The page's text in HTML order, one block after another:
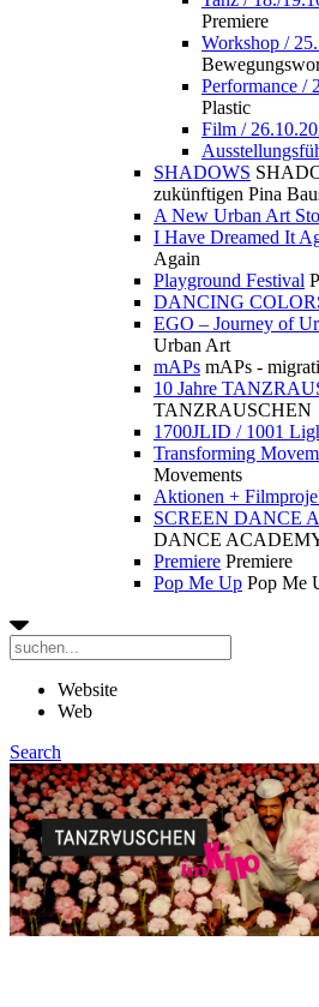
Premiere
Workshop /
Performance /
Plastic
Film /
SHADOWS
zukünftigen Pina
A New Urban Art
I Have Dreamed It
Again
Playground Festival
DANCING
EGO – Journey of
Urban Art
mAPs mAPs -
10 Jahre
TANZRAUSCHEN
1700JLID / 1001
Transforming
Movements
Aktionen +
SCREEN DANCE
DANCE
Premiere Premiere
Pop Me Up Pop Me
Website
Web
Search